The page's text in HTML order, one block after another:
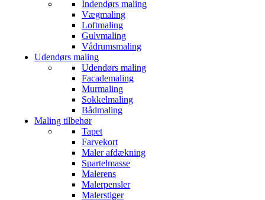
Indendørs maling
Vægmaling
Loftmaling
Gulvmaling
Vådrumsmaling
Udendørs maling
Udendørs maling
Facademaling
Murmaling
Sokkelmaling
Bådmaling
Maling tilbehør
Tapet
Farvekort
Maler afdækning
Spartelmasse
Malerens
Malerpensler
Malerstiger